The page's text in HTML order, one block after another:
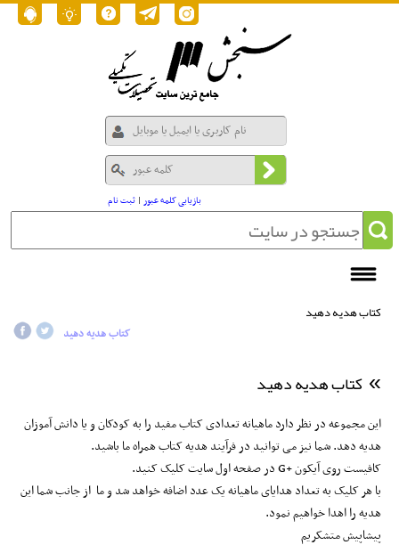
بازیابی کلمه عبور |ثبت نام
کتاب هدیه دهید
کتاب هدیه دهید
کتاب هدیه دهید
این مجموعه در نظر دارد ماهیانه تعدادی کتاب مفید را به کودکان و یا دانش آموزان
هدیه دهد. شما نیز می توانید در فرآیند هدیه کتاب همراه ما باشید.
کافیست روی آیکون +G در صفحه اول سایت کلیک کنید.
با هر کلیک به تعداد هدایای ماهیانه یک عدد اضافه خواهد شد و ما از جانب شما این
هدیه را اهدا خواهیم نمود.
پیشاپیش متشکریم